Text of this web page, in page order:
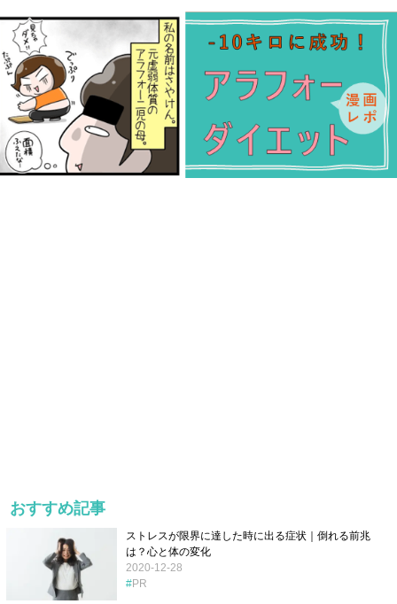
おすすめ記事
ストレスが限界に達した時に出る症状｜倒れる前兆
は？心と体の変化
2020-12-28
PR